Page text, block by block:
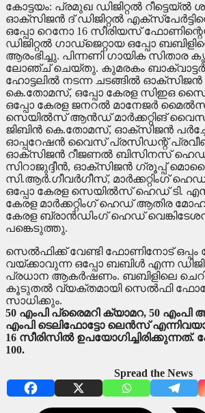
കോട്ടയം: പ്രമുഖ ഡിജിറ്റല്‍
ഓക്സിജന്‍ ദ് ഡിജിറ്റല്‍
ഒപ്പോ റെനോ 16 സീരിയസ്
ഡിജിറ്റല്‍ ഗാഡ്‌ജെറ്റായ ഒപ്പോ
ആരംഭിച്ചു. പിന്നണി ഗായിക
ലോഞ്ച് ചെയ്തു. കുമരകം ബാക്വാട്ടര്‍
ഹോട്ടലില്‍ നടന്ന ചടങ്ങില്‍
കെ.തോമസ്, ഒപ്പോ കേരള സിഇഒ
ഒപ്പോ കേരള ജനറല്‍ മാനേജര്‍
സെയില്‍സ് ആന്‍ഡ് മാര്‍ക്കറ്റിങ്
ജിബിന്‍ കെ.തോമസ്, ഓക്സിജന്‍
ഓപ്പറേഷന്‍ വൈസ് പ്രസിഡന്റ്
ഓക്‌സിജന്‍ റീജണല്‍ ബിസിനസ്
സിറാജുദ്ദീന്‍, ഓക്‌സിജന്‍ ഗ്രൂപ്പ്
സി.ആര്‍.ഗീവര്‍ഗീസ്, മാര്‍ക്കറ്റിംഗ്
ഒപ്പോ കേരള സെയില്‍സ് ഹെഡ് ടി.
കേരള മാര്‍ക്കറ്റിംഗ് ഹെഡ് ആതിര
കേരള ബ്രാന്‍ഡിംഗ് ഹെഡ്
പങ്കെടുത്തു.
സെല്‍ഫിക്ക് വേണ്ടി ഫോണിനോട് ഒപ്പം
വയ്ക്കാവുന്ന ഒപ്പോ ബബിള്‍ എന്ന
പ്രധാന ആകര്‍ഷണം. ബബിളിലെ
കൂടുതല്‍ വ്യക്തമായി സെല്‍ഫി
സാധിക്കും.
50 എംപി പ്രൈമറി ക്യാമറ, 50
എംപി ടെലിഫോട്ടോ ലെന്‍സ്
16 സീരിസില്‍ ഉപയോഗിച്ചിരിക്കുന്നത്.
100.
Spread the News